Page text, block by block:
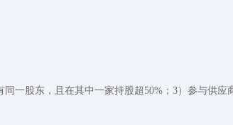
一股东，且在其中一家持股超50%；3）参与供应